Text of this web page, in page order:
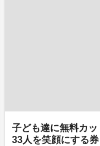
子ども達に無料カ
33人を笑顔にする券